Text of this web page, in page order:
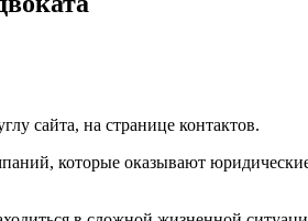
сайта, на странице контактов.
которые оказывают